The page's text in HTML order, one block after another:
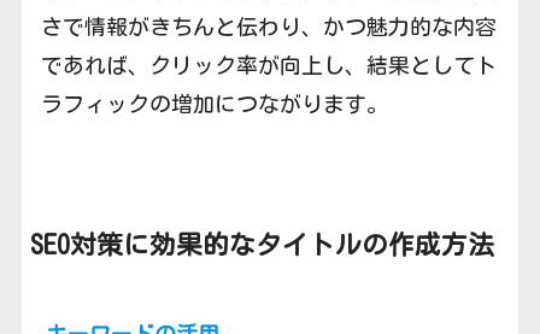
さで情報がきちんと伝わり、かつ魅力的な内容
であれば、クリック率が向上し、結果としてト
ラフィックの増加につながります。
SEO対策に効果的なタイトルの作成方法